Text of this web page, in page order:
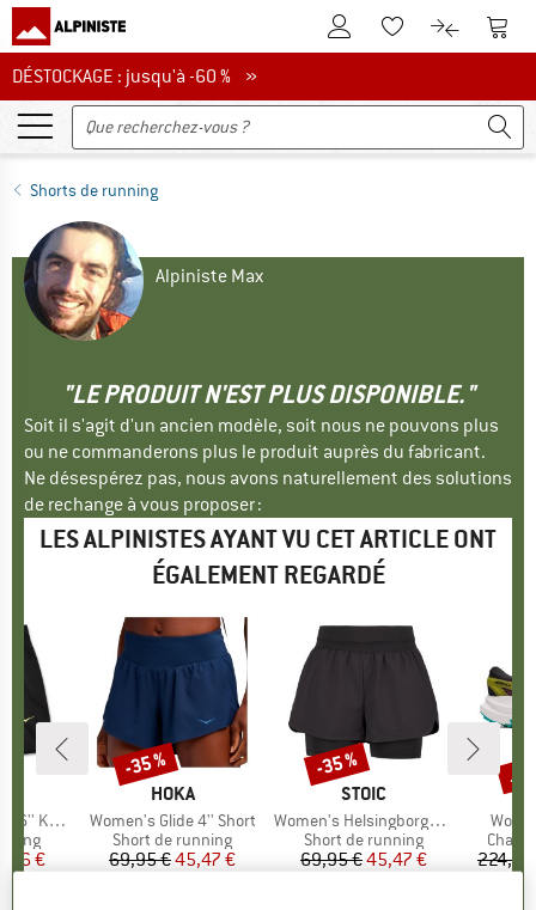
Vers le compte client
Vers la liste
Vers le
DÉSTOCKAGE : jusqu'à -60 %
DÉSTOCKAGE : jusqu'à -60 % »
Shorts de running
Alpiniste Max
"LE PRODUIT N'EST PLUS DISPONIBLE."
Soit il s'agit d'un ancien modèle, soit nous ne pouvons plus
ou ne commanderons plus le produit auprès du fabricant.
Ne désespérez pas, nous avons naturellement des solutions
de rechange à vous proposer :
LES ALPINISTES AYANT VU CET ARTICLE ONT
ÉGALEMENT REGARDÉ
Short
réduit
€
MARQUE
HOKA
Article
Women's Glide 4'' Short
Product group
Short de running
Prix
69,95 €Prix réduit
45,47 €
Remise
-35 %
MARQUE
STOIC
Article
Women's HelsingborgSt. Performance 2in1 Shorts II
Product group
Short de running
Prix
69,95 €Prix réduit
45,47 €
Remise
-35 %
Article